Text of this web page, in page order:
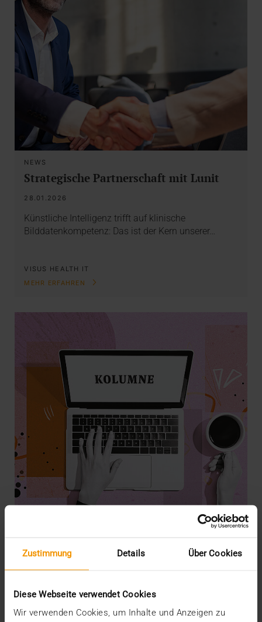
Zustimmung Details Über Cookies
Diese Webseite verwendet Cookies
Wir verwenden Cookies, um Inhalte und Anzeigen zu
NEWS
Strategische Partnerschaft mit Lunit
28.01.2026
Künstliche Intelligenz trifft auf klinische
Bilddatenkompetenz: Das ist der Kern unserer…
VISUS HEALTH IT
MEHR ERFAHREN
KOLUMNE
Der Assistent auf dem Smartphone
15.01.2026
Mehrere europäische Teams der CGM arbeiten an